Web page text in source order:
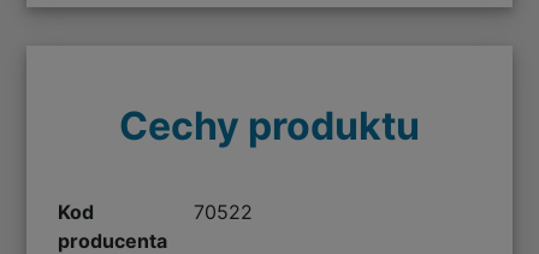
Cechy produktu
Kod
producenta
70522